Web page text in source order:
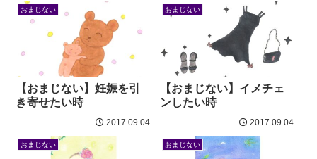
おまじない
【おまじない】妊娠を引
き寄せたい時
2017.09.04
おまじない
【おまじない】イメチェ
ンしたい時
2017.09.04
おまじない おまじない